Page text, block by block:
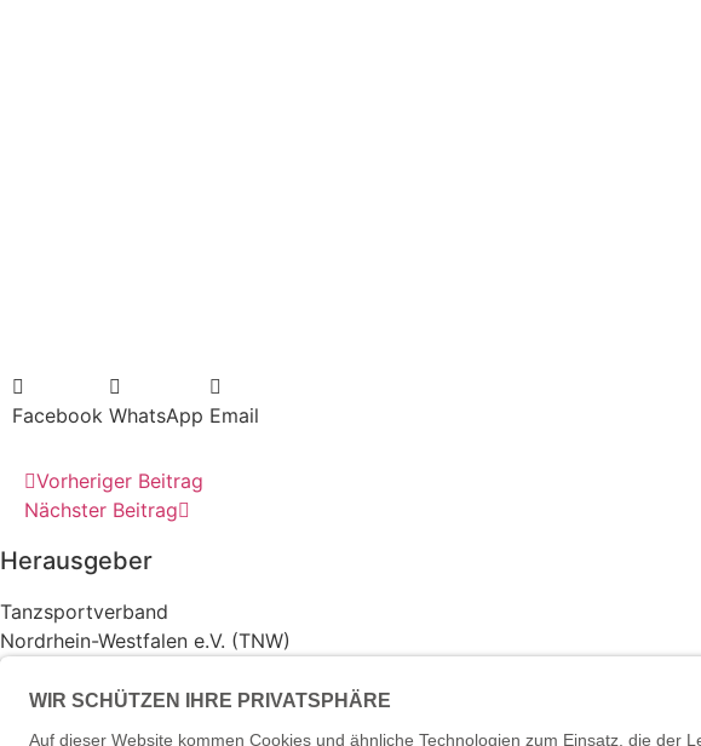
Facebook WhatsApp Email
Vorheriger Beitrag
Nächster Beitrag
Herausgeber
Tanzsportverband
Nordrhein-Westfalen e.V. (TNW)
47055 Duisburg